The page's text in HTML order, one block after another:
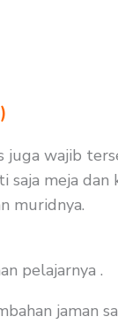
wajib
meja
muridnya.
pelajarnya .
jaman